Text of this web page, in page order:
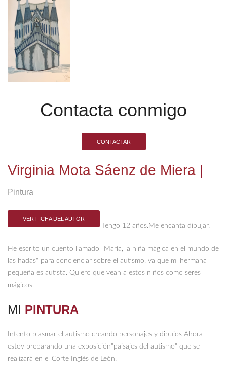
Contacta conmigo
CONTACTAR
Virginia Mota Sáenz de Miera |
Pintura
VER FICHA DEL AUTOR
Tengo 12 años.Me encanta dibujar.
He escrito un cuento llamado "María, la niña mágica en el mundo de
las hadas" para concienciar sobre el autismo, ya que mi hermana
pequeña es autista. Quiero que vean a estos niños como seres
mágicos.
MI PINTURA
Intento plasmar el autismo creando personajes y dibujos Ahora
estoy preparando una exposición"paisajes del autismo" que se
realizará en el Corte Inglés de León.